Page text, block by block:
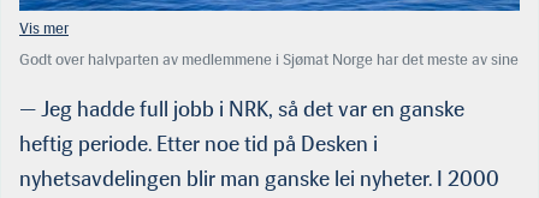
Godt over halvparten av medlemmene i Sjømat Norge har det meste av sine
prosent av matfiskproduksjonen i Norge. (Foto: Øyvind André Haram)
— Jeg hadde full jobb i NRK, så det var en ganske
heftig periode. Etter noe tid på Desken i
nyhetsavdelingen blir man ganske lei nyheter. I 2000